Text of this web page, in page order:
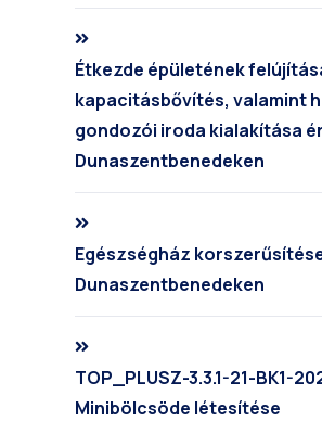
Étkezde épületének
kapacitásbővítés, valamint
gondozói iroda kialakítása
Dunaszentbenedeken
Egészségház
Dunaszentbenedeken
TOP_PLUSZ-3.3.1-21-BK1-
Minibölcsöde létesítése